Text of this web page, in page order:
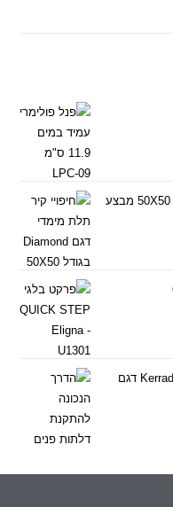
חיפויי קיר תלת מימדי דגם Diamond בגודל 50X50 מבצע
חיפוי קירות פולימרי 100% עמיד במים Kerradeco דגם